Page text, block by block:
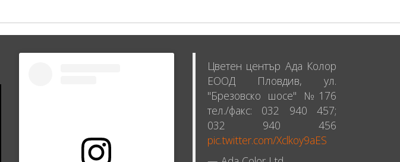
Цветен център Ада Колор
ЕООД Пловдив, ул.
"Брезовско шосе" №176
тел./факс: 032 940 457;
032 940 456
pic.twitter.com/Xclkoy9aES